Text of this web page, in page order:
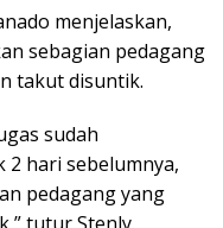
menjelaskan,
sebagian pedagang
takut disuntik.
sudah
2 hari sebelumnya,
pedagang yang